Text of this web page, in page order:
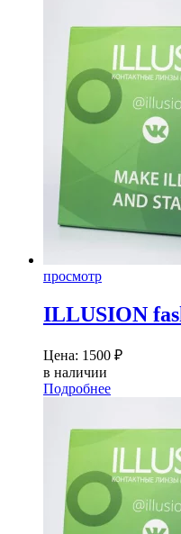
просмотр
ILLUSION
Цена: 1500 ₽
в наличии
Подробнее